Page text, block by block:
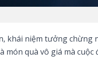
khái niệm tưởng chừng
món quà vô giá mà